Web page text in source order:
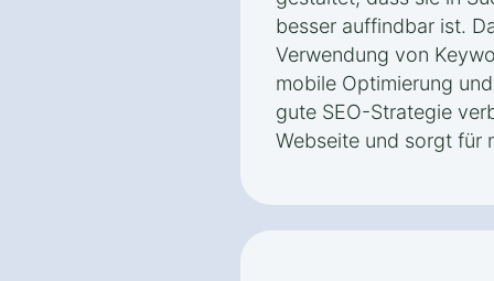
besser auffindbar ist.
Verwendung von
mobile Optimierung
gute SEO-Strategie
Webseite und sorgt für